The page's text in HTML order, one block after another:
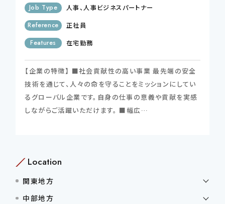
Job Type
人事 人事ビジネスパートナー
Reference
正社員
Features
在宅勤務
【企業の特徴】 ■社会貢献性の高い事業 最先端の安全
技術を通じて、人々の命を守ることをミッションにしてい
るグローバル企業です。自身の仕事の意義や貢献を実感
しながらご活躍いただけます。 ■幅広…
Location
関東地方
中部地方